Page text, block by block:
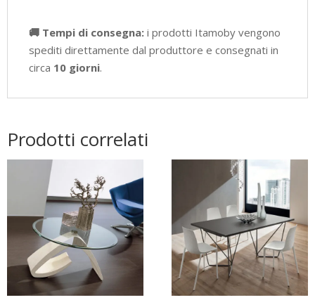
🚚 Tempi di consegna: i prodotti Itamoby vengono
spediti direttamente dal produttore e consegnati in
circa 10 giorni.
Prodotti correlati